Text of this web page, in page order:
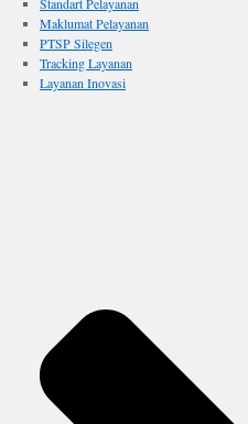
Standart Pelayanan
Maklumat Pelayanan
PTSP Silegen
Tracking Layanan
Layanan Inovasi